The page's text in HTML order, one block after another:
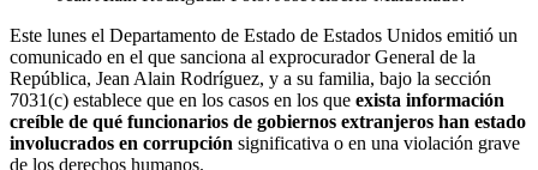
Este lunes el Departamento de Estado de Estados Unidos emitió un
comunicado en el que sanciona al exprocurador General de la
República, Jean Alain Rodríguez, y a su familia, bajo la sección
7031(c) establece que en los casos en los que exista información
creíble de qué funcionarios de gobiernos extranjeros han estado
involucrados en corrupción significativa o en una violación grave
de los derechos humanos.